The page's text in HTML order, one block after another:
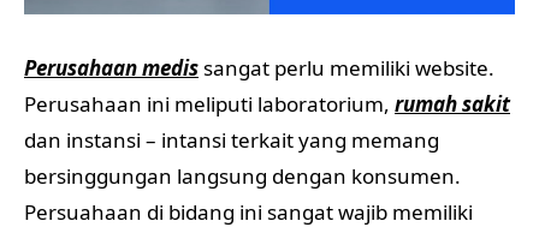
Perusahaan medissangat perlu memiliki website.
Perusahaan ini meliputi laboratorium, rumah sakit
dan instansi – intansi terkait yang memang
bersinggungan langsung dengan konsumen.
Persuahaan di bidang ini sangat wajib memiliki